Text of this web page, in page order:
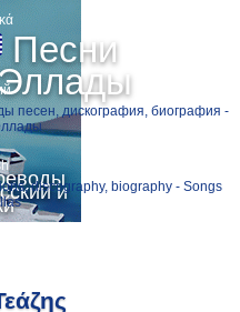
Песни
и